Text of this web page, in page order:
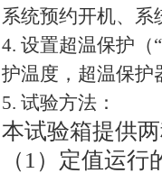
系统预约开机、系
4. 设置超温保护（
护温度，超温保
5. 试验方法：
本试验箱提供
（1） 定值运行